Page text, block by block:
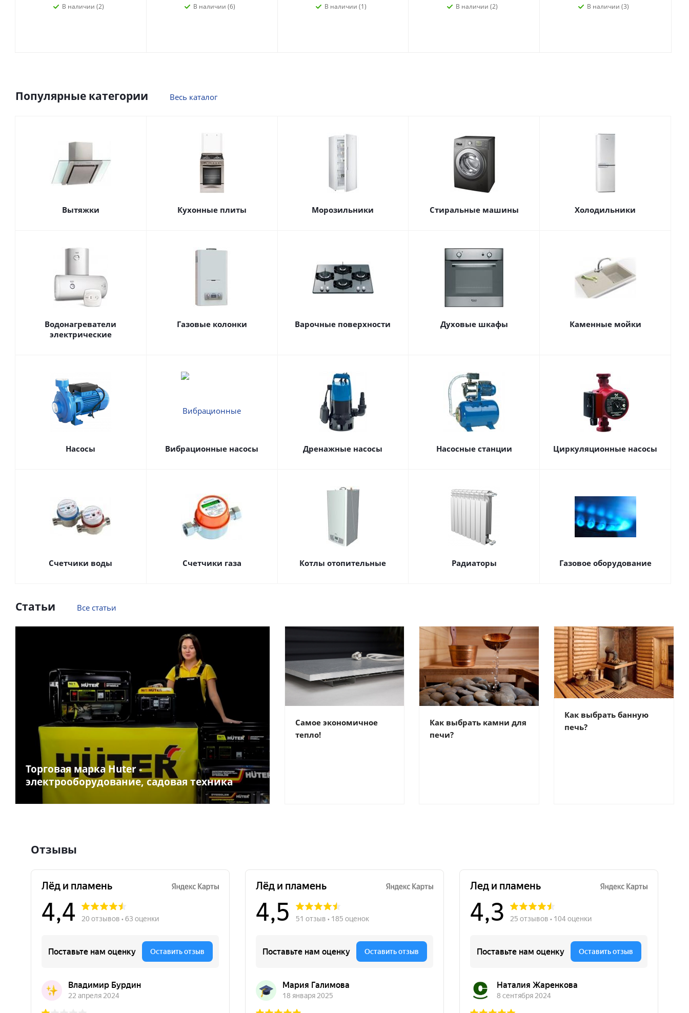
В наличии (2) В наличии (6) В наличии (1) В наличии (2) В наличии (3)
Популярные категории Весь каталог
Вытяжки Кухонные плиты Морозильники Стиральные машины Холодильники
Водонагреватели
электрические
Газовые колонки Варочные поверхности Духовые шкафы Каменные мойки
Насосы Вибрационные насосы Дренажные насосы Насосные станции Циркуляционные насосы
Счетчики воды Счетчики газа Котлы отопительные Радиаторы Газовое оборудование
Статьи Все статьи
Торговая марка Huter -
электрооборудование, садовая техника
Самое экономичное
тепло!
Как выбрать камни для
печи?
Как выбрать банную
печь?
Отзывы